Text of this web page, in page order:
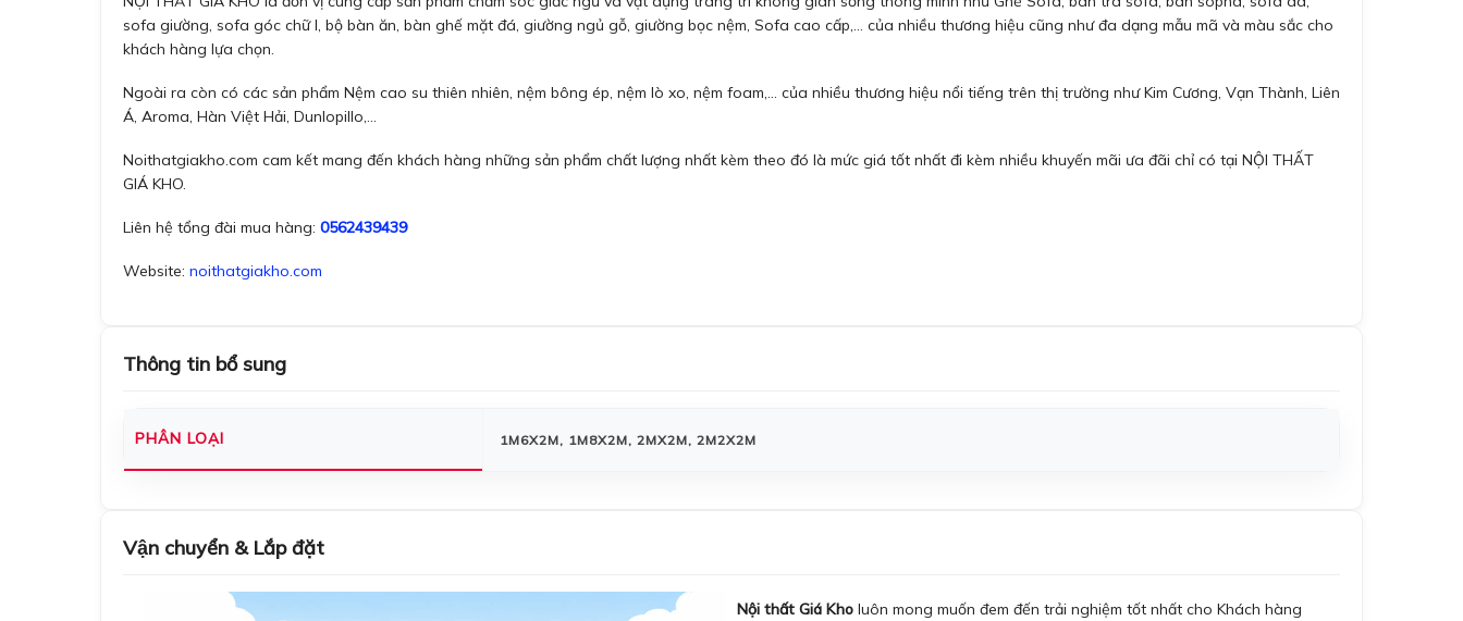
sofa giường, sofa góc chữ l, bộ bàn ăn, bàn ghế mặt đá, giường ngủ gỗ, giường bọc nệm, Sofa cao cấp,… của nhiều thương hiệu cũng như đa dạng mẫu mã và màu sắc cho
khách hàng lựa chọn.
Ngoài ra còn có các sản phẩm Nệm cao su thiên nhiên, nệm bông ép, nệm lò xo, nệm foam,… của nhiều thương hiệu nổi tiếng trên thị trường như Kim Cương, Vạn Thành, Liên
Á, Aroma, Hàn Việt Hải, Dunlopillo,…
Noithatgiakho.com cam kết mang đến khách hàng những sản phẩm chất lượng nhất kèm theo đó là mức giá tốt nhất đi kèm nhiều khuyến mãi ưa đãi chỉ có tại NỘI THẤT
GIÁ KHO.
Liên hệ tổng đài mua hàng: 0562439439
Website: noithatgiakho.com
Thông tin bổ sung
PHÂN LOẠI 1M6X2M, 1M8X2M, 2MX2M, 2M2X2M
Vận chuyển & Lắp đặt
Nội thất Giá Kho luôn mong muốn đem đến trải nghiệm tốt nhất cho Khách hàng